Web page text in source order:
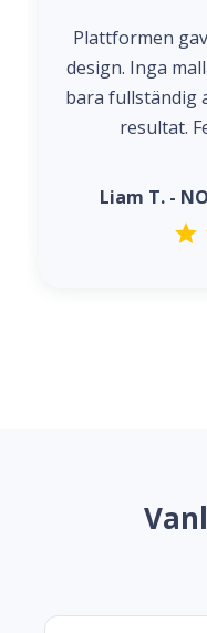
Plattformen
design. Inga
bara fullständig
resultat.
Liam T. -